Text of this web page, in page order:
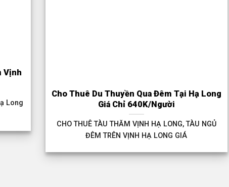
Vịnh
Long
Cho Thuê Du Thuyền Qua Đêm Tại Hạ Long
Giá Chỉ 640K/Người
CHO THUÊ TÀU THĂM VỊNH HẠ LONG, TÀU NGỦ
ĐÊM TRÊN VỊNH HẠ LONG GIÁ